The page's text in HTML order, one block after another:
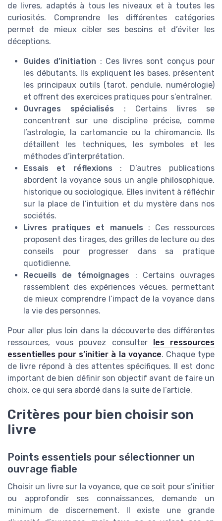
de livres, adaptés à tous les niveaux et à toutes les
curiosités. Comprendre les différentes catégories
permet de mieux cibler ses besoins et d’éviter les
déceptions.
Guides d’initiation : Ces livres sont conçus pour
les débutants. Ils expliquent les bases, présentent
les principaux outils (tarot, pendule, numérologie)
et offrent des exercices pratiques pour s’entraîner.
Ouvrages spécialisés : Certains livres se
concentrent sur une discipline précise, comme
l’astrologie, la cartomancie ou la chiromancie. Ils
détaillent les techniques, les symboles et les
méthodes d’interprétation.
Essais et réflexions : D’autres publications
abordent la voyance sous un angle philosophique,
historique ou sociologique. Elles invitent à réfléchir
sur la place de l’intuition et du mystère dans nos
sociétés.
Livres pratiques et manuels : Ces ressources
proposent des tirages, des grilles de lecture ou des
conseils pour progresser dans sa pratique
quotidienne.
Recueils de témoignages : Certains ouvrages
rassemblent des expériences vécues, permettant
de mieux comprendre l’impact de la voyance dans
la vie des personnes.
Pour aller plus loin dans la découverte des différentes
ressources, vous pouvez consulter les ressources
essentielles pour s’initier à la voyance. Chaque type
de livre répond à des attentes spécifiques. Il est donc
important de bien définir son objectif avant de faire un
choix, ce qui sera abordé dans la suite de l’article.
Critères pour bien choisir son
livre
Points essentiels pour sélectionner un
ouvrage fiable
Choisir un livre sur la voyance, que ce soit pour s’initier
ou approfondir ses connaissances, demande un
minimum de discernement. Il existe une grande